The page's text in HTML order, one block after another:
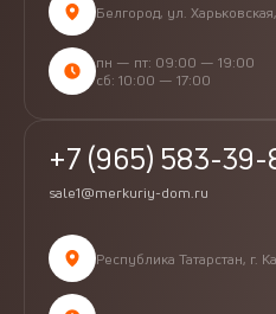
Белгород, ул.
пн — пт: 09:00 — 19:00
сб: 10:00 — 17:00
+7 (965) 583-39-
sale1@merkuriy-dom.ru
Республика Татарстан, г.